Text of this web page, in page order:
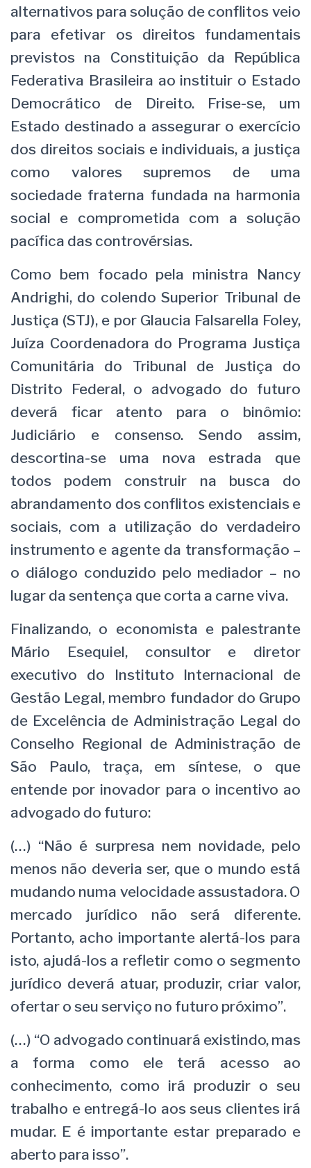
alternativos para solução de conflitos veio
para efetivar os direitos fundamentais
previstos na Constituição da República
Federativa Brasileira ao instituir o Estado
Democrático de Direito. Frise-se, um
Estado destinado a assegurar o exercício
dos direitos sociais e individuais, a justiça
como valores supremos de uma
sociedade fraterna fundada na harmonia
social e comprometida com a solução
pacífica das controvérsias.
Como bem focado pela ministra Nancy
Andrighi, do colendo Superior Tribunal de
Justiça (STJ), e por Glaucia Falsarella Foley,
Juí­za Coordenadora do Programa Justiça
Comunitária do Tribunal de Justiça do
Distrito Federal, o advogado do futuro
deverá ficar atento para o binômio:
Judiciário e consenso. Sendo assim,
descortina-se uma nova estrada que
todos podem construir na busca do
abrandamento dos conflitos existenciais e
sociais, com a utilização do verdadeiro
instrumento e agente da transformação –
o diálogo conduzido pelo mediador – no
lugar da sentença que corta a carne viva.
Finalizando, o economista e palestrante
Mário Esequiel, consultor e diretor
executivo do Instituto Internacional de
Gestão Legal, membro fundador do Grupo
de Excelência de Administração Legal do
Conselho Regional de Administração de
São Paulo, traça, em síntese, o que
entende por inovador para o incentivo ao
advogado do futuro:
(…) “Não é surpresa nem novidade, pelo
menos não deveria ser, que o mundo está
mudando numa velocidade assustadora. O
mercado jurídico não será diferente.
Portanto, acho importante alertá-los para
isto, ajudá-los a refletir como o segmento
jurídico deverá atuar, produzir, criar valor,
ofertar o seu serviço no futuro próximo”.
(…) “O advogado continuará existindo, mas
a forma como ele terá acesso ao
conhecimento, como irá produzir o seu
trabalho e entregá-lo aos seus clientes irá
mudar. E é importante estar preparado e
aberto para isso”.